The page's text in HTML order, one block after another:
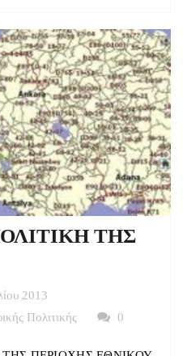
ΤΗΣ
2013
Πολιτικής
0